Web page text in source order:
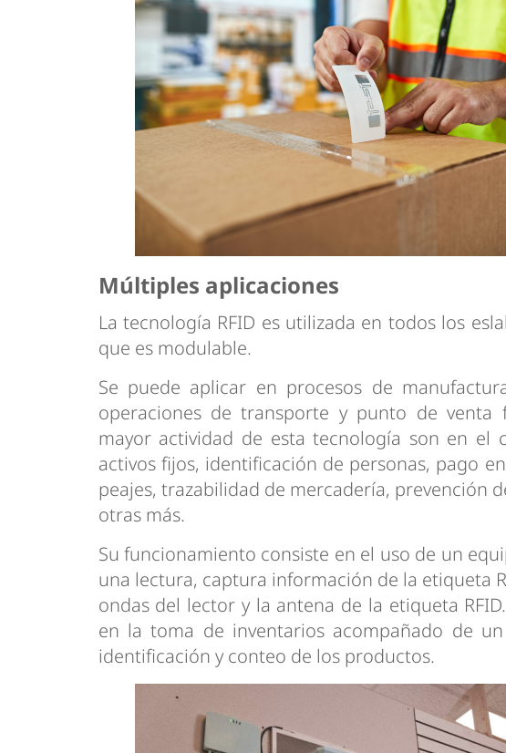
Múltiples aplicaciones
La tecnología RFID es utilizada en todos los
que es modulable.
Se puede aplicar en procesos de
operaciones de transporte y punto de venta
mayor actividad de esta tecnología son en el
activos fijos, identificación de personas, pago
peajes, trazabilidad de mercadería, prevención
otras más.
Su funcionamiento consiste en el uso de un
una lectura, captura información de la etiqueta
ondas del lector y la antena de la etiqueta
en la toma de inventarios acompañado de
identificación y conteo de los productos.